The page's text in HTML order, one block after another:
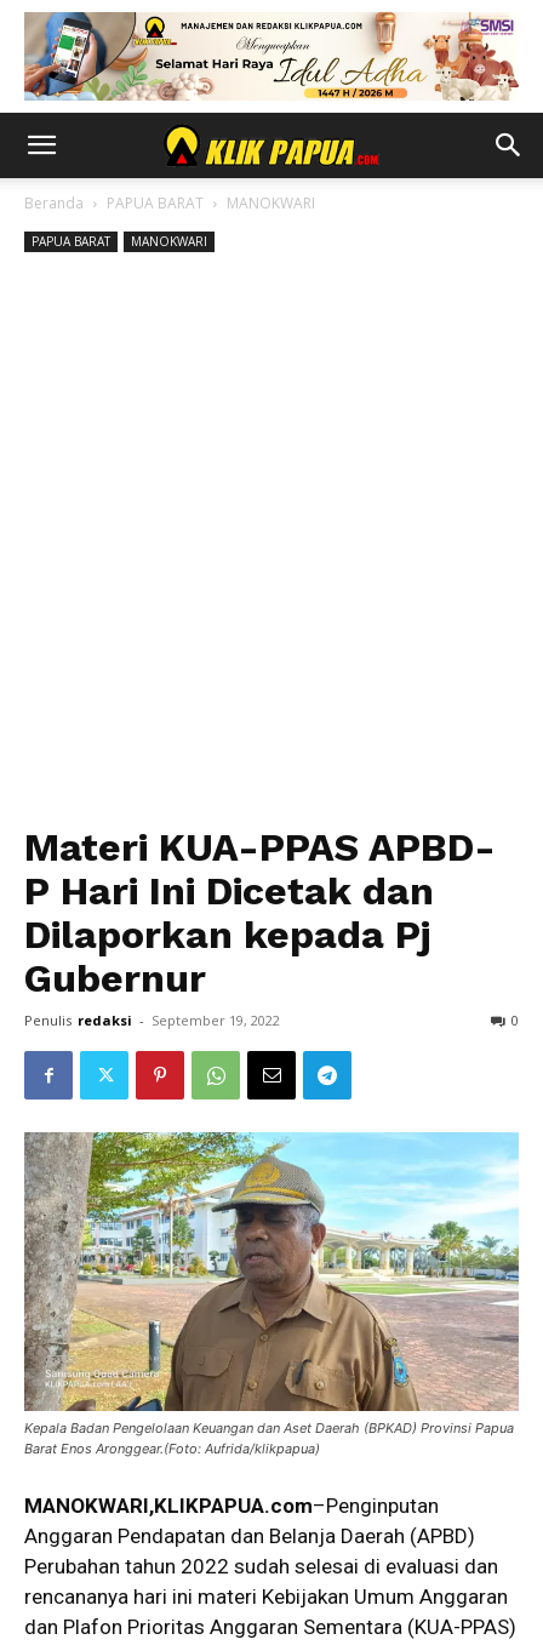
Beranda PAPUA BARAT MANOKWARI
PAPUA BARAT MANOKWARI
Materi KUA-PPAS APBD-
P Hari Ini Dicetak dan
Dilaporkan kepada Pj
Gubernur
Penulis redaksi - September 19, 2022 0
Kepala Badan Pengelolaan Keuangan dan Aset Daerah (BPKAD) Provinsi Papua
Barat Enos Aronggear.(Foto: Aufrida/klikpapua)
MANOKWARI,KLIKPAPUA.com–Penginputan
Anggaran Pendapatan dan Belanja Daerah (APBD)
Perubahan tahun 2022 sudah selesai di evaluasi dan
rencananya hari ini materi Kebijakan Umum Anggaran
dan Plafon Prioritas Anggaran Sementara (KUA-PPAS)